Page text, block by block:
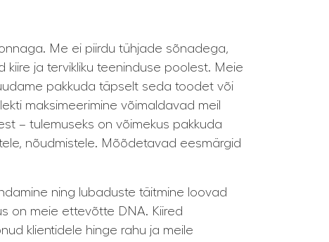
Me ei piirdu tühjade sõnadega,
ja tervikliku teeninduse poolest. Meie
pakkuda täpselt seda toodet või
maksimeerimine võimaldavad meil
– tulemuseks on võimekus pakkuda
nõudmistele. Mõõdetavad eesmärgid
ning lubaduste täitmine loovad
on meie ettevõtte DNA. Kiired
klientidele hinge rahu ja meile